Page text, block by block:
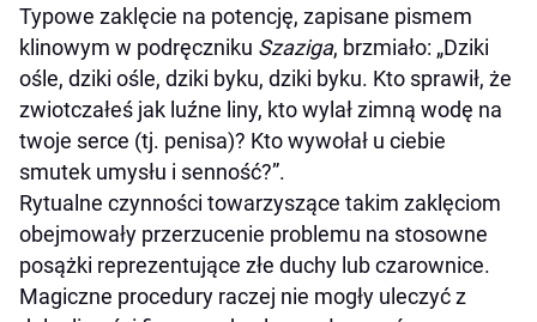
Typowe zaklęcie na potencję, zapisane pismem
klinowym w podręczniku Szaziga, brzmiało: „Dziki
ośle, dziki ośle, dziki byku, dziki byku. Kto sprawił, że
zwiotczałeś jak luźne liny, kto wylał zimną wodę na
twoje serce (tj. penisa)? Kto wywołał u ciebie
smutek umysłu i senność?”.
Rytualne czynności towarzyszące takim zaklęciom
obejmowały przerzucenie problemu na stosowne
posążki reprezentujące złe duchy lub czarownice.
Magiczne procedury raczej nie mogły uleczyć z